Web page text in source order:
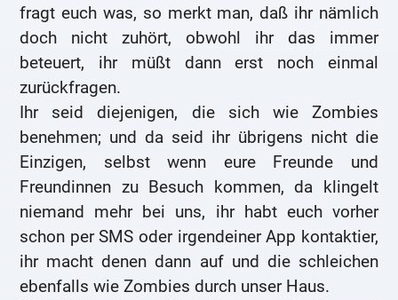
fragt euch was, so merkt man, daß ihr nämlich
doch nicht zuhört, obwohl ihr das immer
beteuert, ihr müßt dann erst noch einmal
zurückfragen.
Ihr seid diejenigen, die sich wie Zombies
benehmen; und da seid ihr übrigens nicht die
Einzigen, selbst wenn eure Freunde und
Freundinnen zu Besuch kommen, da klingelt
niemand mehr bei uns, ihr habt euch vorher
schon per SMS oder irgendeiner App kontaktier,
ihr macht denen dann auf und die schleichen
ebenfalls wie Zombies durch unser Haus.